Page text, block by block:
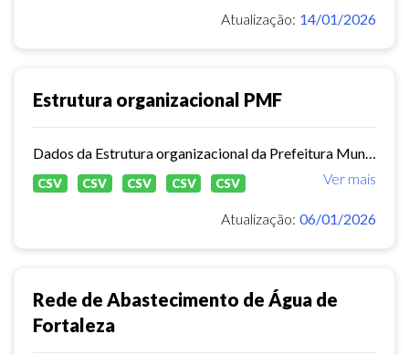
Atualização: 14/01/2026
Estrutura organizacional PMF
Ver mais
CSV CSV CSV CSV CSV
Atualização: 06/01/2026
Rede de Abastecimento de Água de
Fortaleza